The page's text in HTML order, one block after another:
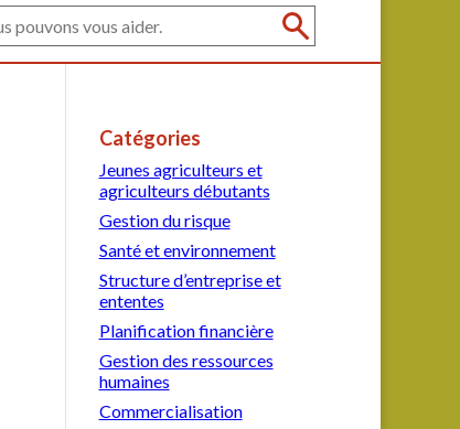
Catégories
Jeunes agriculteurs et
agriculteurs débutants
Gestion du risque
Santé et environnement
Structure d’entreprise et
ententes
Planification financière
Gestion des ressources
humaines
Commercialisation